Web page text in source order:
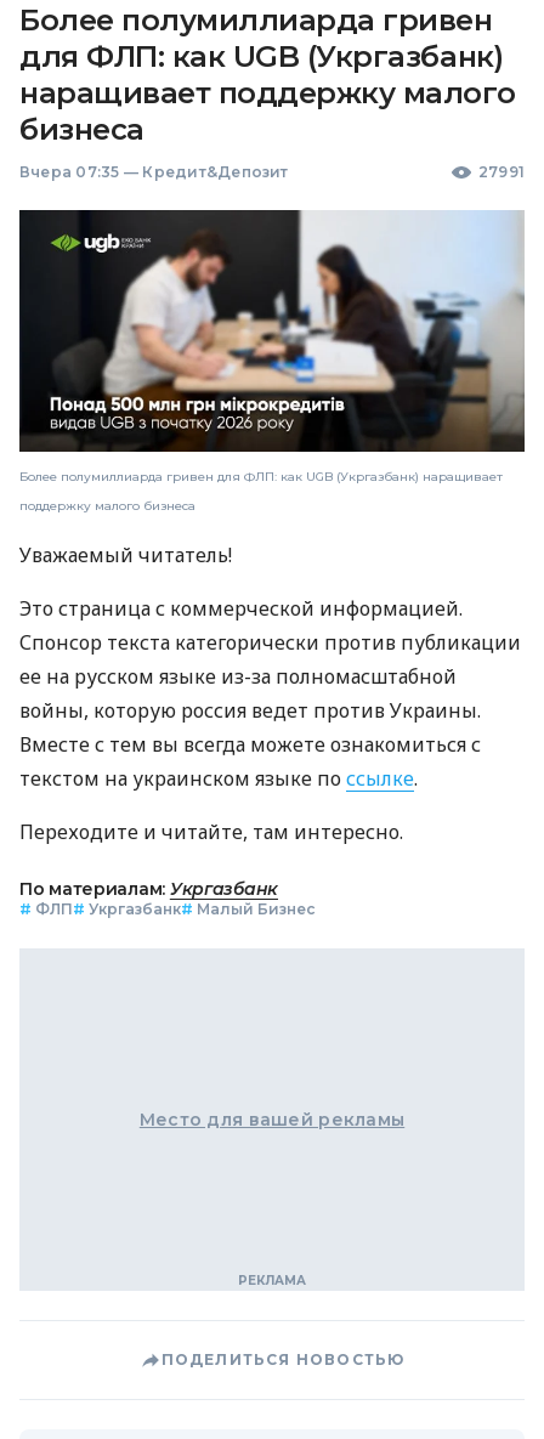
Более полумиллиарда гривен
для ФЛП: как UGB (Укргазбанк)
наращивает поддержку малого
бизнеса
Вчера 07:35 — Кредит&Депозит 27991
Более полумиллиарда гривен для ФЛП: как UGB (Укргазбанк) наращивает
поддержку малого бизнеса
Уважаемый читатель!
Это страница с коммерческой информацией.
Спонсор текста категорически против публикации
ее на русском языке из-за полномасштабной
войны, которую россия ведет против Украины.
Вместе с тем вы всегда можете ознакомиться с
текстом на украинском языке поссылке.
Переходите и читайте, там интересно.
По материалам: Укргазбанк
# ФЛП# Укргазбанк# Малый Бизнес
Место для вашей рекламы
ПОДЕЛИТЬСЯ НОВОСТЬЮ